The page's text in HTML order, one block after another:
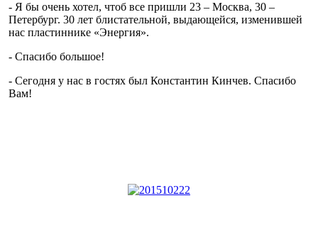
- Я бы очень хотел, чтоб все пришли 23 – Москва, 30 –
Петербург. 30 лет блистательной, выдающейся, изменившей
нас пластиннике «Энергия».
- Спасибо большое!
- Сегодня у нас в гостях был Константин Кинчев. Спасибо
Вам!